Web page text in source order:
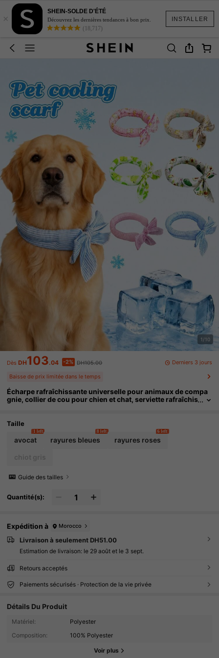
INSTALLER
×
SHEIN-SOLDE D'ÉTÉ
Découvrez les dernières tendances à bon prix.
(18,717)
1/10
Dès DH103.04 -2% DH105.00 Derniers 3 jours
Baisse de prix limitée dans le temps
Écharpe rafraîchissante universelle pour animaux de compa
gnie, collier de cou pour chien et chat, serviette rafraîchis
Taille
avocat
1 left
rayures bleues
8 left
rayures roses
6 left
Guide des tailles
Quantité(s):
Expédition à Morocco
Livraison à seulement DH51.00
Estimation de livraison: le 29 août et le 3 sept.
Retours acceptés
Paiements sécurisés · Protection de la vie privée
Détails Du Produit
Matériel:
Polyester
Composition:
100% Polyester
Voir plus
3.1K Suiveurs